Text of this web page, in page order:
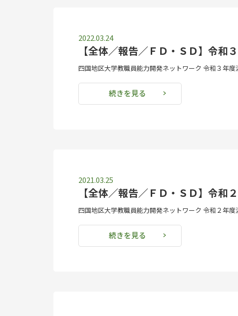
2022.03.24
【全体／報告／ＦＤ・ＳＤ】令和
四国地区大学教職員能力開発ネットワーク 令和３年
続きを見る
2021.03.25
【全体／報告／ＦＤ・ＳＤ】令和
四国地区大学教職員能力開発ネットワーク 令和２年
続きを見る